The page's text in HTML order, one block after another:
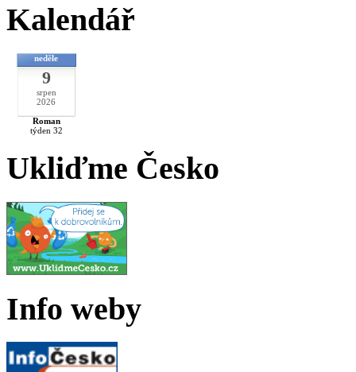
Kalendář
neděle
9
srpen
2026
Roman
týden 32
Ukliďme Česko
Info weby